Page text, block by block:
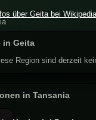
über Geita bei Wikipedia
in Geita
Region sind derzeit
in Tansania